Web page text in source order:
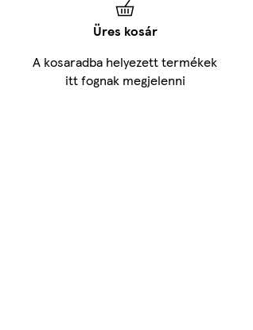
Üres kosár
A kosaradba helyezett termékek
itt fognak megjelenni